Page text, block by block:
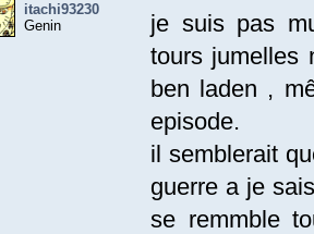
itachi93230
Genin
je suis pas
tours jumelles
ben laden ,
episode.
il semblerait
guerre a je
se remmble